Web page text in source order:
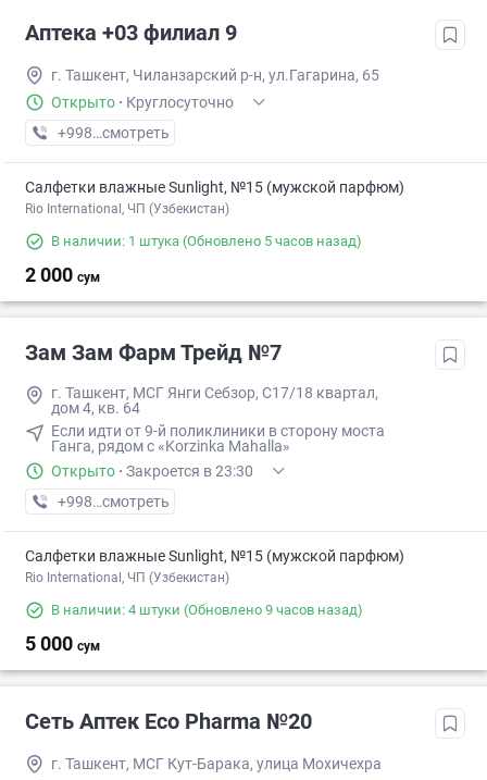
Аптека +03 филиал 9
г. Ташкент, Чиланзарский р-н, ул.Гагарина, 65
Открыто · Круглосуточно
+998 (94) XXX-XX-XX
смотреть
Салфетки влажные Sunlight, №15 (мужской парфюм)
Rio International, ЧП (Узбекистан)
В наличии: 1 штука (Обновлено 5 часов назад)
2 000 сум
Зам Зам Фарм Трейд №7
г. Ташкент, МСГ Янги Себзор, С17/18 квартал,
дом 4, кв. 64
Если идти от 9-й поликлиники в сторону моста
Ганга, рядом с «Korzinka Mahalla»
Открыто · Закроется в 23:30
+998 (87) XXX-XX-XX
смотреть
Салфетки влажные Sunlight, №15 (мужской парфюм)
Rio International, ЧП (Узбекистан)
В наличии: 4 штуки (Обновлено 9 часов назад)
5 000 сум
Сеть Аптек Eco Pharma №20
г. Ташкент, МСГ Кут-Барака, улица Мохичехра